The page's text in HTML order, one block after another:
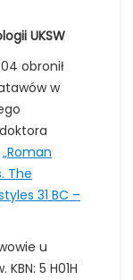
UKSW
obronił
w
„Roman
The
31 BC –
u
5 H01H